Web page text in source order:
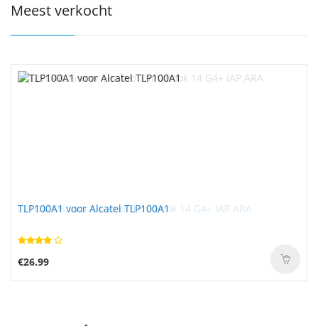
Meest verkocht
TLP100A1 voor Alcatel TLP100A1
€26.99